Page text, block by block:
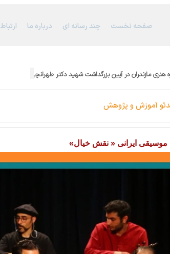
صفحه نخست چند رسانه ای درباره ما
مازندران در آیین بزرگداشت شهید دکتر طهرانچی و شهدای
آموزش و پژوهش
موسیقی ایرانی « نقش خیال»